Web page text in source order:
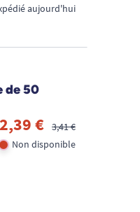
aujourd'hui
de 50
2,39 €
3,41 €
Non disponible